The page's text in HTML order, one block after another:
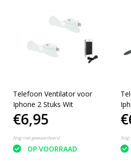
Telefoon Ventilator voor
Iphone 2 Stuks Wit
€6,95
Nog niet gewaardeerd
OP VOORRAAD
Nog